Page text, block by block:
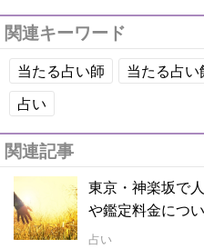
関連キーワード
当たる占い師 当たる占い
占い
関連記事
東京・神楽坂で
や鑑定料金につ
占い